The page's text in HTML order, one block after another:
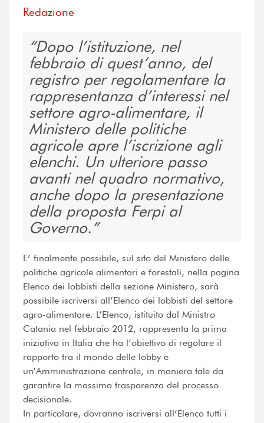
Redazione
Dopo l’istituzione, nel
febbraio di quest’anno, del
registro per regolamentare la
rappresentanza d’interessi nel
settore agro-alimentare, il
Ministero delle politiche
agricole apre l’iscrizione agli
elenchi. Un ulteriore passo
avanti nel quadro normativo,
anche dopo la presentazione
della proposta Ferpi al
Governo.
E’ finalmente possibile, sul sito del Ministero delle
politiche agricole alimentari e forestali, nella pagina
Elenco dei lobbisti della sezione Ministero, sarà
possibile iscriversi all’Elenco dei lobbisti del settore
agro-alimentare. L’Elenco, istituito dal Ministro
Catania nel febbraio 2012, rappresenta la prima
iniziativa in Italia che ha l’obiettivo di regolare il
rapporto tra il mondo delle lobby e
un’Amministrazione centrale, in maniera tale da
garantire la massima trasparenza del processo
decisionale.
In particolare, dovranno iscriversi all’Elenco tutti i